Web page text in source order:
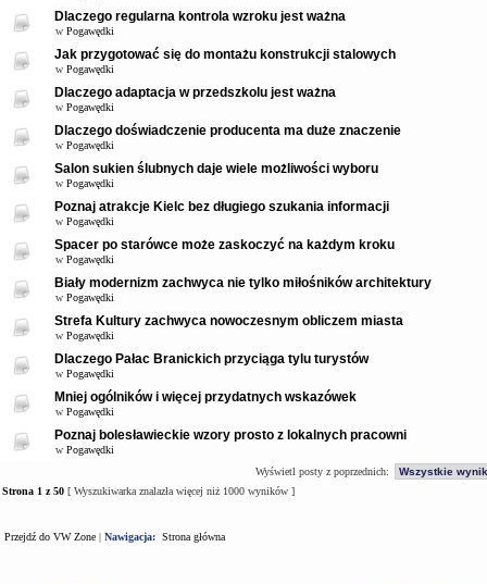
Dlaczego regularna kontrola wzroku jest ważna
w Pogawędki
Jak przygotować się do montażu konstrukcji stalowych
w Pogawędki
Dlaczego adaptacja w przedszkolu jest ważna
w Pogawędki
Dlaczego doświadczenie producenta ma duże znaczenie
w Pogawędki
Salon sukien ślubnych daje wiele możliwości wyboru
w Pogawędki
Poznaj atrakcje Kielc bez długiego szukania informacji
w Pogawędki
Spacer po starówce może zaskoczyć na każdym kroku
w Pogawędki
Biały modernizm zachwyca nie tylko miłośników architektury
w Pogawędki
Strefa Kultury zachwyca nowoczesnym obliczem miasta
w Pogawędki
Dlaczego Pałac Branickich przyciąga tylu turystów
w Pogawędki
Mniej ogólników i więcej przydatnych wskazówek
w Pogawędki
Poznaj bolesławieckie wzory prosto z lokalnych pracowni
w Pogawędki
Wyświetl posty z poprzednich:
Strona 1 z50 [ Wyszukiwarka znalazła więcej niż 1000 wyników ]
Przejdź do VW Zone | Nawigacja: Strona główna